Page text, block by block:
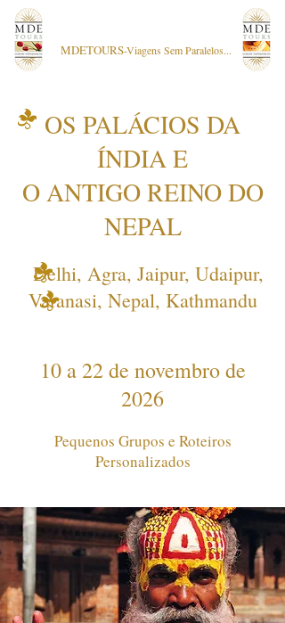
MDETOURS-Viagens Sem Paralelos...
OS PALÁCIOS DA
ÍNDIA E
O ANTIGO REINO DO
NEPAL
Delhi, Agra, Jaipur, Udaipur,
Varanasi, Nepal, Kathmandu
10 a 22 de novembro de
2026
Pequenos Grupos e Roteiros
Personalizados